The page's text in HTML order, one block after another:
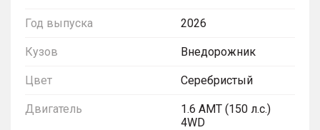
Год выпуска 2026
Кузов Внедорожник
Цвет Серебристый
Двигатель
1.6 AMT (150 л.с.)
4WD